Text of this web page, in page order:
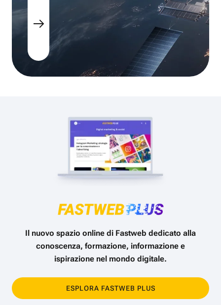
Il nuovo spazio online di Fastweb dedicato alla
conoscenza, formazione, informazione e
ispirazione nel mondo digitale.
ESPLORA FASTWEB PLUS